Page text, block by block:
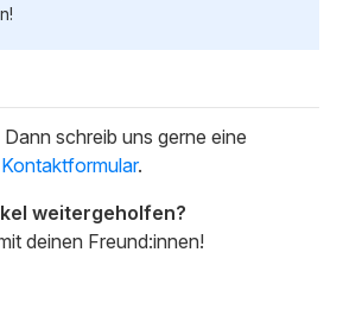
schreib uns gerne eine
Kontaktformular.
weitergeholfen?
deinen Freund:innen!